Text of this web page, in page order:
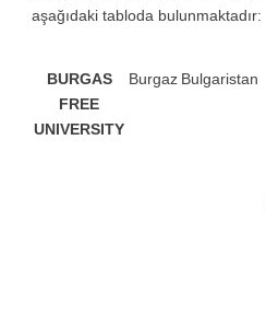
aşağıdaki tabloda bulunmaktadır:
BURGAS
FREE
UNIVERSITY
Burgaz Bulgaristan